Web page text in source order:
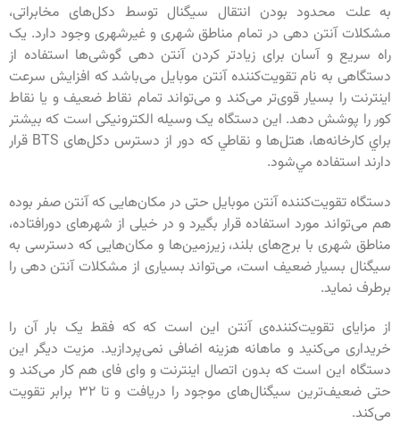
به علت محدود بودن انتقال سیگنال توسط دکل‌های مخابراتی،
مشکلات آنتن دهی در تمام مناطق شهری و غیرشهری وجود دارد. یک
راه سریع و آسان برای زیادتر کردن آنتن دهی گوشی‌ها استفاده از
دستگاهی به نام تقویت‌کننده آنتن موبایل می‌باشد که افزایش سرعت
اینترنت را بسیار قوی‌تر می‌کند و می‌تواند تمام نقاط ضعیف و یا نقاط
کور را پوشش دهد. این دستگاه یک وسیله الکترونیکی است که بيشتر
براي كارخانه‌ها، هتل‌ها و نقاطي که دور از دسترس دكل‌های BTS قرار
دارند استفاده مي‌شود.
دستگاه تقویت‌کننده آنتن موبایل حتی در مکان‌هایی که آنتن صفر بوده
هم می‌تواند مورد استفاده قرار بگیرد و در خیلی از شهرهای دورافتاده،
مناطق شهری با برج‌های بلند، زیرزمین‌ها و مکان‌هایی که دسترسی به
سیگنال بسیار ضعیف است، می‌تواند بسیاری از مشکلات آنتن دهی را
برطرف نماید.
از مزایای تقویت‌کننده‌ی آنتن این است که که فقط یک بار آن را
خریداری می‌کنید و ماهانه هزینه اضافی نمی‌پردازید. مزیت دیگر این
دستگاه این است که بدون اتصال اینترنت و وای فای هم کار می‌کند و
حتی ضعیف‌ترین سیگنال‌های موجود را دریافت و تا ۳۲ برابر تقویت
می‌کند.